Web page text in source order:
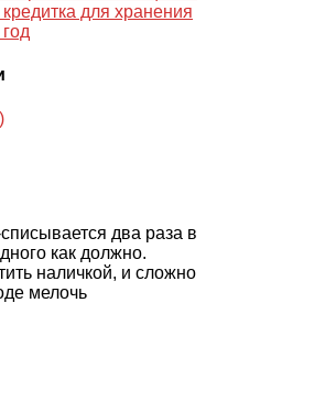
для хранения
два раза в
как должно.
наличкой, и сложно
мелочь